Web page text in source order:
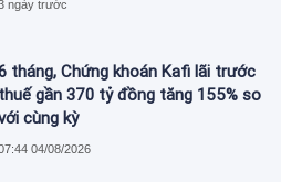
ngày trước
tháng, Chứng khoán Kafi lãi trước
thuế gần 370 tỷ đồng tăng 155% so
cùng kỳ
04/08/2026